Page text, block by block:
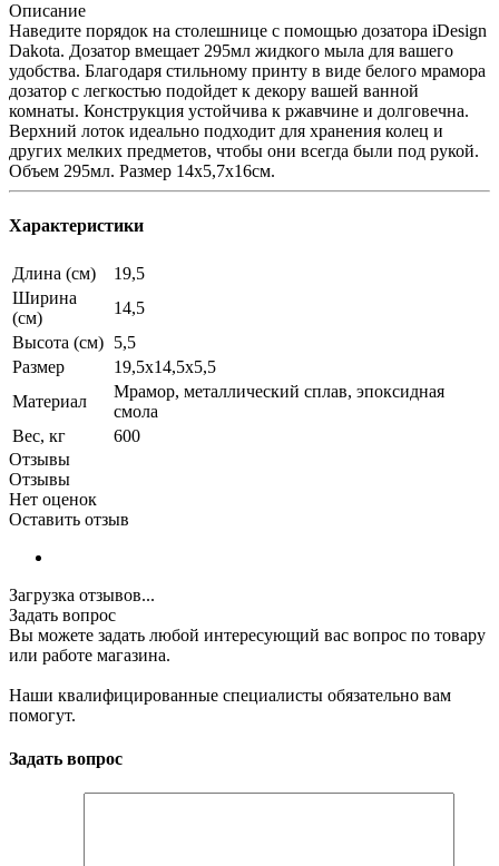
Описание
Наведите порядок на столешнице с помощью дозатора iDesign
Dakota. Дозатор вмещает 295мл жидкого мыла для вашего
удобства. Благодаря стильному принту в виде белого мрамора
дозатор с легкостью подойдет к декору вашей ванной
комнаты. Конструкция устойчива к ржавчине и долговечна.
Верхний лоток идеально подходит для хранения колец и
других мелких предметов, чтобы они всегда были под рукой.
Объем 295мл. Размер 14х5,7х16см.
Характеристики
Длина (см)
19,5
Ширина
(см)
14,5
Высота (см) 5,5
Размер
19,5x14,5x5,5
Материал
Мрамор, металлический сплав, эпоксидная
смола
Вес, кг
600
Отзывы
Отзывы
Нет оценок
Оставить отзыв
Загрузка отзывов...
Задать вопрос
Вы можете задать любой интересующий вас вопрос по товару
или работе магазина.
Наши квалифицированные специалисты обязательно вам
помогут.
Задать вопрос